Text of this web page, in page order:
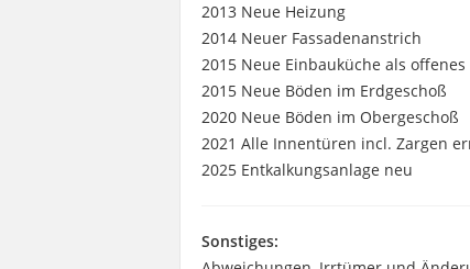
2013 Neue Heizung
2014 Neuer Fassadenanstrich
2015 Neue Einbauküche als
2015 Neue Böden im Erdgeschoß
2020 Neue Böden im Obergeschoß
2021 Alle Innentüren incl. Zargen
2025 Entkalkungsanlage neu
Sonstiges: